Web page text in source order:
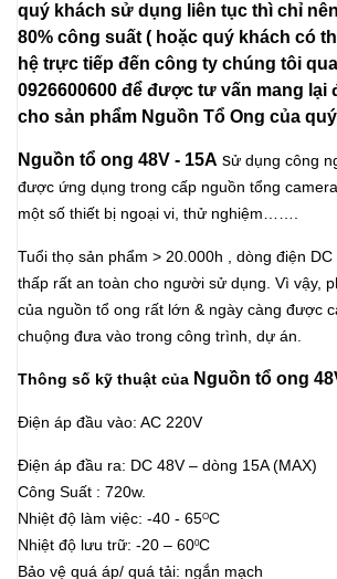
quý khách sử dụng liên tục thì chỉ
80% công suất ( hoặc quý khách có
hệ trực tiếp đến công ty chúng tôi
0926600600 để được tư vấn mang lại
cho sản phẩm Nguồn Tổ Ong của
Nguồn tổ ong 48V - 15A sử dụng công
được ứng dụng trong cấp nguồn tổng
một số thiết bị ngoại vi, thử nghiệm…….
Tuổi thọ sản phẩm > 20.000h , dòng điện
thấp rất an toàn cho người sử dụng. Vì vậy,
của nguồn tổ ong rất lớn & ngày càng được
chuộng đưa vào trong công trình, dự án.
Thông số kỹ thuật của Nguồn tổ ong
Điện áp đầu vào: AC 220V
Điện áp đầu ra: DC 48V – dòng 15A (MAX)
Công Suất : 720w.
Nhiệt độ làm việc: -40 - 65OC
Nhiệt độ lưu trữ: -20 – 600C
Bảo vệ quá áp/ quá tải: ngắn mạch